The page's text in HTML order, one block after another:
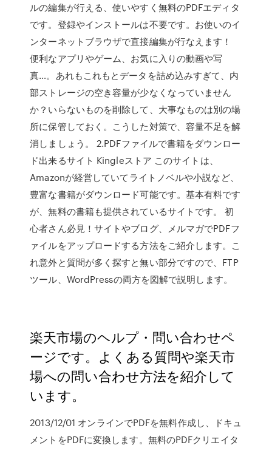
ルの編集が行える、使いやすく無料のPDFエディタ
です。登録やインストールは不要です。お使いのイ
ンターネットブラウザで直接編集が行なえます！
便利なアプリやゲーム、お気に入りの動画や写
真…。あれもこれもとデータを詰め込みすぎて、内
部ストレージの空き容量が少なくなっていません
か？いらないものを削除して、大事なものは別の場
所に保管しておく。こうした対策で、容量不足を解
消しましょう。 2.PDFファイルで書籍をダウンロー
ド出来るサイト Kingleストア このサイトは、
Amazonが経営していてライトノベルや小説など、
豊富な書籍がダウンロード可能です。基本有料です
が、無料の書籍も提供されているサイトです。 初
心者さん必見！サイトやブログ、メルマガでPDFフ
ァイルをアップロードする方法をご紹介します。こ
れ意外と質問が多く探すと無い部分ですので、FTP
ツール、WordPressの両方を図解で説明します。
楽天市場のヘルプ・問い合わせペ
ージです。よくある質問や楽天市
場への問い合わせ方法を紹介して
います。
2013/12/01 オンラインでPDFを無料作成し、ドキュ
メントをPDFに変換します。無料のPDFクリエイタ